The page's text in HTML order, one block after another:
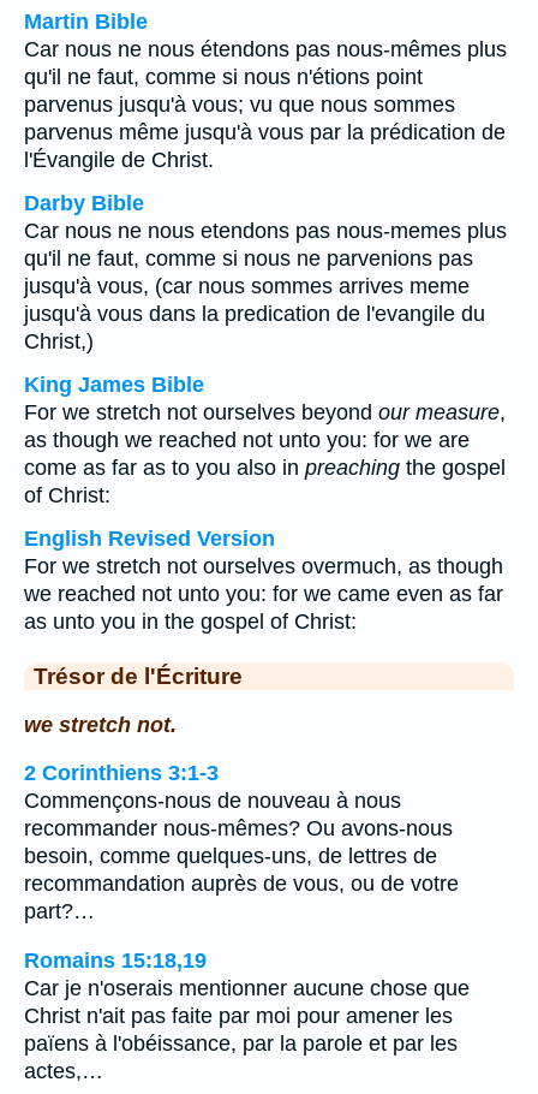
Martin Bible
Car nous ne nous étendons pas nous-mêmes plus
qu'il ne faut, comme si nous n'étions point
parvenus jusqu'à vous; vu que nous sommes
parvenus même jusqu'à vous par la prédication de
l'Évangile de Christ.
Darby Bible
Car nous ne nous etendons pas nous-memes plus
qu'il ne faut, comme si nous ne parvenions pas
jusqu'à vous, (car nous sommes arrives meme
jusqu'à vous dans la predication de l'evangile du
Christ,)
King James Bible
For we stretch not ourselves beyond our measure,
as though we reached not unto you: for we are
come as far as to you also in preaching the gospel
of Christ:
English Revised Version
For we stretch not ourselves overmuch, as though
we reached not unto you: for we came even as far
as unto you in the gospel of Christ:
Trésor de l'Écriture
we stretch not.
2 Corinthiens 3:1-3
Commençons-nous de nouveau à nous
recommander nous-mêmes? Ou avons-nous
besoin, comme quelques-uns, de lettres de
recommandation auprès de vous, ou de votre
part?…
Romains 15:18,19
Car je n'oserais mentionner aucune chose que
Christ n'ait pas faite par moi pour amener les
païens à l'obéissance, par la parole et par les
actes,…